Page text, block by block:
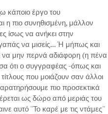
κάποιο έργο του
η πιο συνηθισμένη, μάλλον
ίσως να ανήκει στην
να μισείς... Ή μήπως και
να μην περνά αδιάφορη (η πένα
ότι ο συγγραφέας -όπως και
που μοιάζουν σαν άλλοι
πιο προσεκτικά
ως δώρο από μεριάς του
αυτό ''Το καρέ με τις ντάμες''